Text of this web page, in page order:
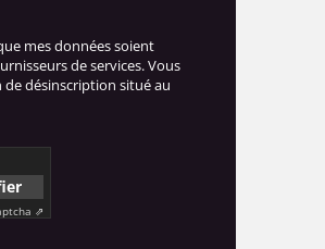
mes données soient
de services. Vous
désinscription situé au
⇗